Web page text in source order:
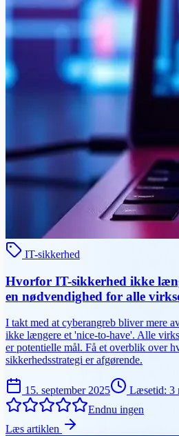
IT-sikkerhed
Hvorfor IT-sikkerhed ikke
en nødvendighed for alle
I takt med at cyberangreb bliver mere
ikke længere et 'nice-to-have'. Alle
er potentielle mål. Få et overblik over
sikkerhedsstrategi er afgørende.
15. september 2025 Læsetid: 3
Endnu ingen
Læs artiklen